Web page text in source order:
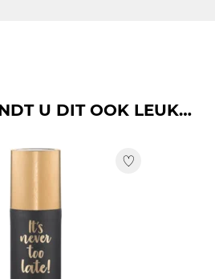
ETHYLPARABEN,
LIMONENE, CITRUS
PEEL OIL, GERANYL ACETATE,
U DIT OOK LEUK…